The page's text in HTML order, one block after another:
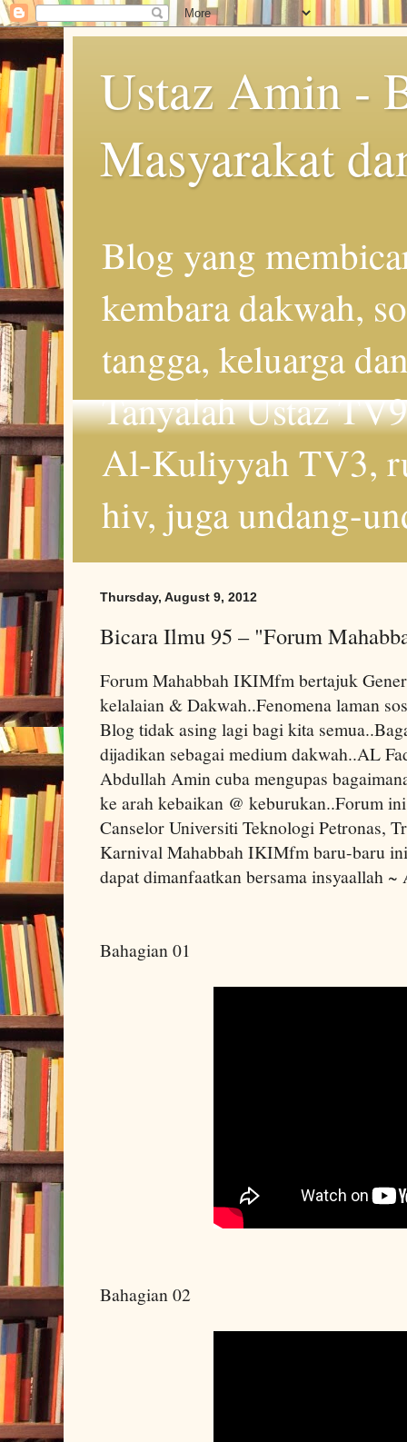
Ustaz Amin -
Masyarakat
Blog yang
kembara dakwah,
tangga, keluarga
Tanyalah Ustaz
Al-Kuliyyah TV3,
hiv, juga undang-
Thursday, August 9, 2012
Bicara Ilmu 95 – "Forum
Forum Mahabbah IKIMfm bertajuk
kelalaian & Dakwah..Fenomena laman
Blog tidak asing lagi bagi kita
dijadikan sebagai medium dakwah..AL
Abdullah Amin cuba mengupas
ke arah kebaikan @ keburukan..Forum
Canselor Universiti Teknologi Petronas,
Karnival Mahabbah IKIMfm baru-baru
dapat dimanfaatkan bersama insyaallah
Bahagian 01
Bahagian 02